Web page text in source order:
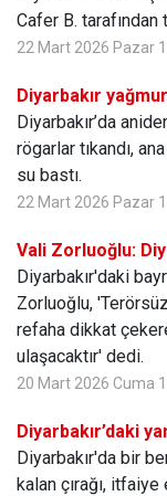
Cafer B. tarafından
22 Mart 2026 Pazar
Diyarbakır
Diyarbakır’da
rögarlar tıkandı,
su bastı.
22 Mart 2026 Pazar
Vali Zorluoğlu:
Diyarbakır'daki
Zorluoğlu,
refaha dikkat
ulaşacaktır' dedi.
20 Mart 2026 Cuma
Diyarbakır’daki
Diyarbakır'da bir
kalan çırağı,